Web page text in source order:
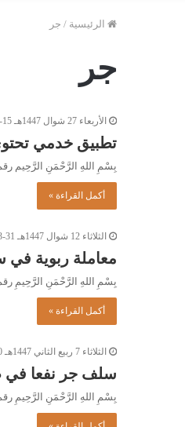
الرئيسية / جر
جر
الأربعاء 27 شوال 1447هـ 15-4-2026م
تطبيق خدمي
بِسْمِ اللهِ الرَّحْمَنِ الرَّحِيم رقم الفتوى (6117) ورد إلى دار الإفتاء الليبية السؤال التالي: نحن بصدد
أكمل القراءة »
الثلاثاء 12 شوال 1447هـ 31-3-2026م
معاملة ربوية في
بِسْمِ اللهِ الرَّحْمَنِ الرَّحِيمِ رقم الفتوى (6091) ورد إلى دار الإفتاء الليبية السؤال التالي: نحن
أكمل القراءة »
الثلاثاء 7 ربيع الثاني 1447هـ 30-9-2025م
سلف جر نفعا في
بِسْمِ اللهِ الرَّحْمَنِ الرَّحِيمِ رقم الفتوى (5752) ورد إلى دار الإفتاء الليبية السؤال